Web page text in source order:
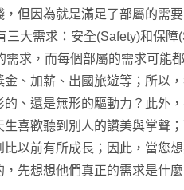
但因為就是滿足了部屬的需
三大需求：安全(Safety)和保
需求，而每個部屬的需求可能
、加薪、出國旅遊等；所以
、還是無形的驅動力？此外
喜歡聽到別人的讚美與掌聲
以前有所成長；因此，當您
先想想他們真正的需求是什麼